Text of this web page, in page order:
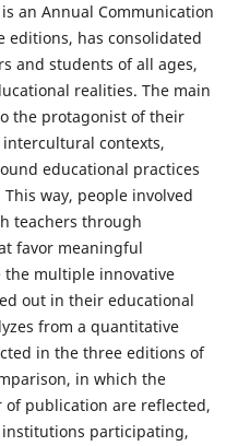
an Annual Communication
editions, has consolidated
and students of all ages,
realities. The main
the protagonist of their
contexts,
educational practices
way, people involved
teachers through
favor meaningful
the multiple innovative
out in their educational
from a quantitative
in the three editions of
in which the
publication are reflected,
participating,